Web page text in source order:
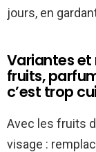
jours, en
Variantes
fruits,
c’est trop
Avec les fruits
visage :